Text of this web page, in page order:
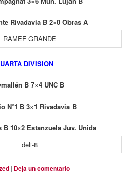
Rivadavia B 2×0 Obras A
DIVISION
B 7×4 UNC B
N°1 B 3×1 Rivadavia B
B 10×2 Estanzuela Juv. Unida
| Deja un comentario